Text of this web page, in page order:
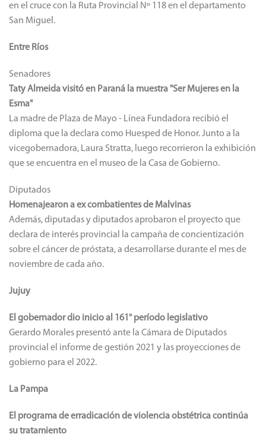
en el cruce con la Ruta Provincial Nº 118 en el departamento
San Miguel.
Entre Ríos
Senadores
Taty Almeida visitó en Paraná la muestra "Ser Mujeres en la
Esma"
La madre de Plaza de Mayo - Línea Fundadora recibió el
diploma que la declara como Huesped de Honor. Junto a la
vicegobernadora, Laura Stratta, luego recorrieron la exhibición
que se encuentra en el museo de la Casa de Gobierno.
Diputados
Homenajearon a ex combatientes de Malvinas
Además, diputadas y diputados aprobaron el proyecto que
declara de interés provincial la campaña de concientización
sobre el cáncer de próstata, a desarrollarse durante el mes de
noviembre de cada año.
Jujuy
El gobernador dio inicio al 161° período legislativo
Gerardo Morales presentó ante la Cámara de Diputados
provincial el informe de gestión 2021 y las proyecciones de
gobierno para el 2022.
La Pampa
El programa de erradicación de violencia obstétrica continúa
su tratamiento